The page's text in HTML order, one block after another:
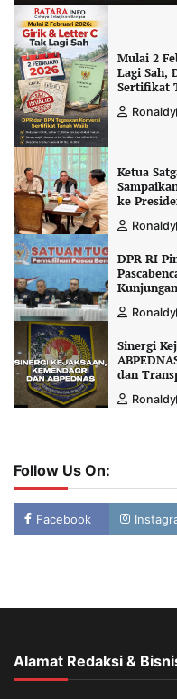
Mulai 2
Lagi Sah,
Sertifikat
Ronaldy
Ketua
ke
Ronaldy
DPR RI
Ronaldy
Sinergi
dan
Ronaldy
Follow Us On:
Facebook
Alamat Redaksi &